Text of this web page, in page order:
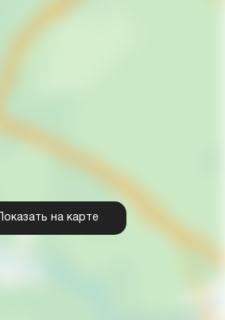
Показать на карте